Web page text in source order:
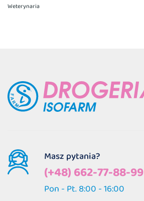
Weterynaria
Masz pytania?
(+48) 662-77-88-99
Pon - Pt. 8:00 - 16:00